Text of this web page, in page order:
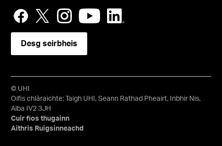
Desg seirbheis
© UHI
Oifis chlàraichte: Taigh UHI, Seann Rathad Pheairt, Inbhir Nis,
Alba IV2 3JH
Cuir fios thugainn
Aithris Ruigsinneachd